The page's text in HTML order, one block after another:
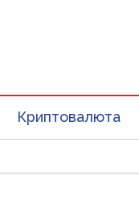
Криптовалюта